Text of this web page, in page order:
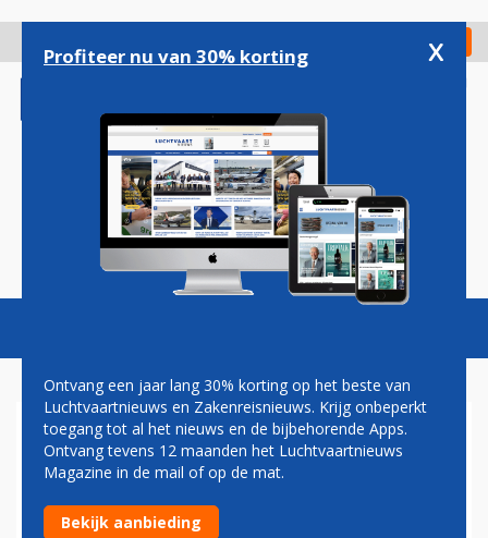
gaan
Check in
Magazine Podcasts Vacatures
HENK VAN DEN HELDER:
KLERESLANGEN
Profiteer nu van 30% korting x
Ontvang een jaar lang 30% korting op het beste van
Luchtvaartnieuws en Zakenreisnieuws. Krijg onbeperkt
toegang tot al het nieuws en de bijbehorende Apps.
Ontvang tevens 12 maanden het Luchtvaartnieuws
Magazine in de mail of op de mat.
Bekijk aanbieding